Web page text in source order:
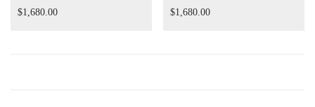
$1,680.00 $1,680.00